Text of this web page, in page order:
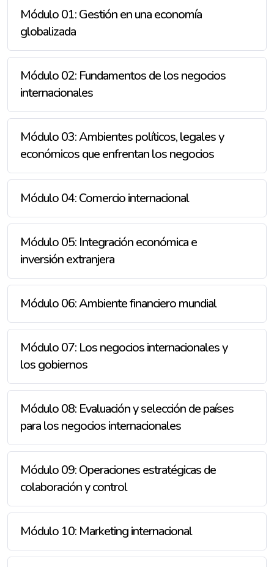
Módulo 01: Gestión en una economía
globalizada
Módulo 02: Fundamentos de los negocios
internacionales
Módulo 03: Ambientes políticos, legales y
económicos que enfrentan los negocios
Módulo 04: Comercio internacional
Módulo 05: Integración económica e
inversión extranjera
Módulo 06: Ambiente financiero mundial
Módulo 07: Los negocios internacionales y
los gobiernos
Módulo 08: Evaluación y selección de países
para los negocios internacionales
Módulo 09: Operaciones estratégicas de
colaboración y control
Módulo 10: Marketing internacional